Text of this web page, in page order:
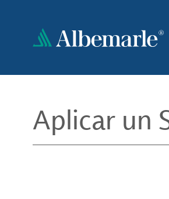
contenido
principal
Aplicar un